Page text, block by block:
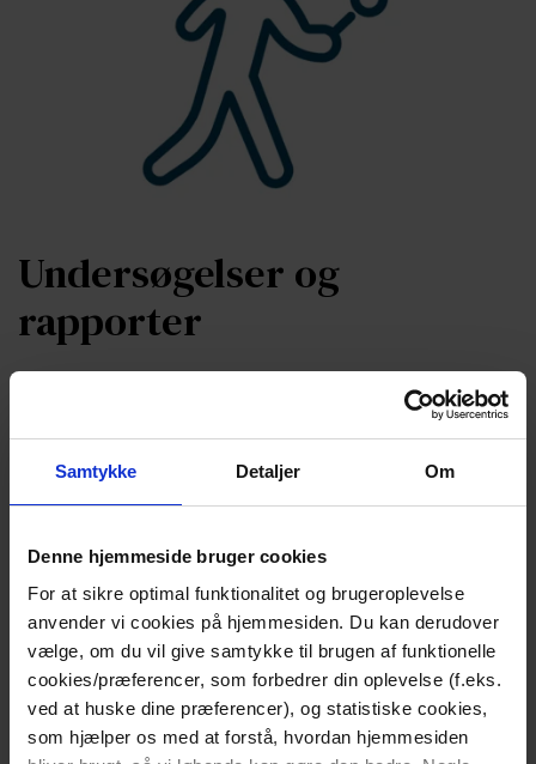
Samtykke Detaljer Om
Denne hjemmeside bruger cookies
For at sikre optimal funktionalitet og brugeroplevelse
anvender vi cookies på hjemmesiden. Du kan derudover
vælge, om du vil give samtykke til brugen af funktionelle
cookies/præferencer, som forbedrer din oplevelse (f.eks.
ved at huske dine præferencer), og statistiske cookies,
som hjælper os med at forstå, hvordan hjemmesiden
Undersøgelser og
rapporter
Dansk Center for Organdonation udarbejder løbende
undersøgelser og rapporter om organdonation.
Undersøgelserne indbefatter både undersøgelser om
samtykkemodeller, danskernes stillingtagen til
Se de forskellige undersøgelser og
rapporter